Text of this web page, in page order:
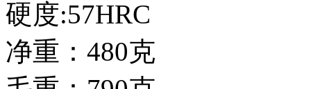
硬度:57HRC
净重：480克